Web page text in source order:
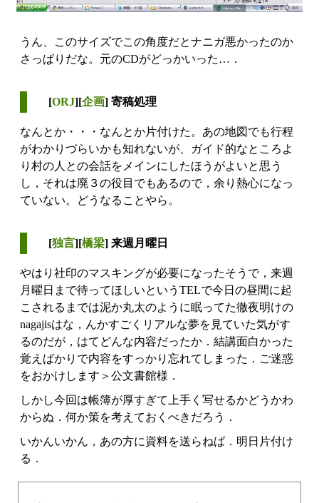
うん、このサイズでこの角度だとナニガ悪かったのか
さっぱりだな。元のCDがどっかいった…．
[ORJ][企画] 寄稿処理
なんとか・・・なんとか片付けた。あの地図でも行程
がわかりづらいかも知れないが、ガイド的なところよ
り村の人との会話をメインにしたほうがよいと思う
し，それは廃３の役目でもあるので，余り熱心になっ
ていない。どうなることやら。
[独言][橋梁] 来週月曜日
やはり社印のマスキングが必要になったそうで，来週
月曜日まで待ってほしいというTELで今日の昼間に起
こされるまでは泥か丸太のように眠ってた徹夜明けの
nagajisはな，んかすごくリアルな夢を見ていた気がす
るのだが，はてどんな内容だったか．結講面白かった
覚えばかりで内容をすっかり忘れてしまった．ご迷惑
をおかけします＞公文書館様．
しかし今回は帳簿が厚すぎて上手く写せるかどうかわ
からぬ．何か策を考えておくべきだろう．
いかんいかん，あの方に資料を送らねば．明日片付け
る．